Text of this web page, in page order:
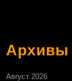
Архивы
Август 2026